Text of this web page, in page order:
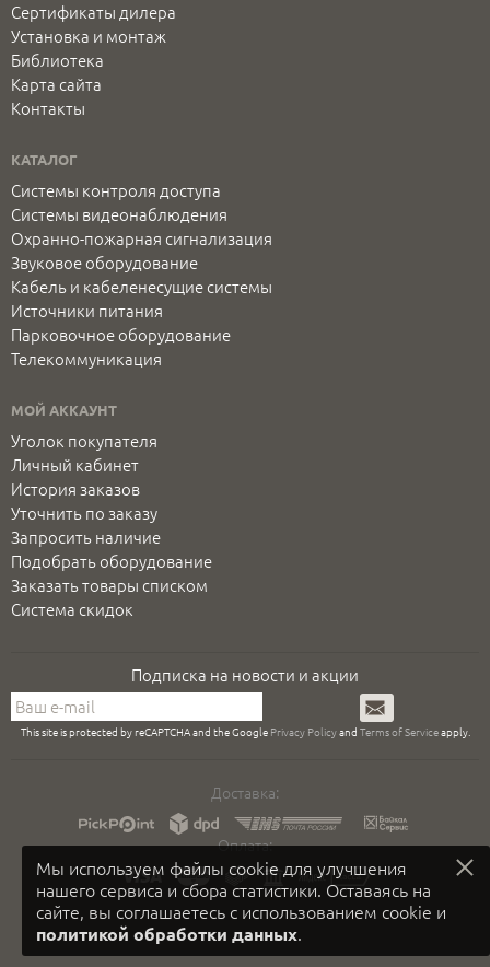
Мы используем файлы cookie для улучшения
нашего сервиса и сбора статистики. Оставаясь на
сайте, вы соглашаетесь с использованием cookie и
политикой обработки данных.
Сертификаты дилера
Установка и монтаж
Библиотека
Карта сайта
Контакты
КАТАЛОГ
Системы контроля доступа
Системы видеонаблюдения
Охранно-пожарная сигнализация
Звуковое оборудование
Кабель и кабеленесущие системы
Источники питания
Парковочное оборудование
Телекоммуникация
МОЙ АККАУНТ
Уголок покупателя
Личный кабинет
История заказов
Уточнить по заказу
Запросить наличие
Подобрать оборудование
Заказать товары списком
Система скидок
Подписка на новости и акции
Подписаться
This site is protected by reCAPTCHA and the Google Privacy Policyand Terms of Serviceapply.
Доставка:
Оплата: